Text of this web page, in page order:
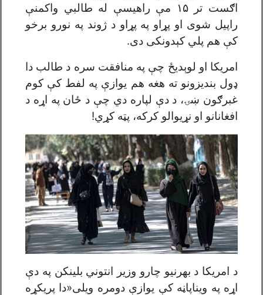
اګست تر ۱۵ مې راهیسې له طالبي واکمنې
راپیل شوی او پړاو په پړاو د ژوند په نورو برخو
کې هم پلي کېدونکی دی.
امریکا او لوېدیځ چې په منافقت سره د طالب دا
ډول بندیزونو ته هغه هم یوازې په لفط کې کوم
غبرګون ښۍ، د دې لپاره دي چې د ځان په اړه د
افغانانو او نړیوالو کرکه، پټه کړي!
د امریکا د بهرنیو چارو وزیر انتوني بلینکن په دې
اړه په ویناپاڼه کې یوازې دومره ویلی«دا پریکړه